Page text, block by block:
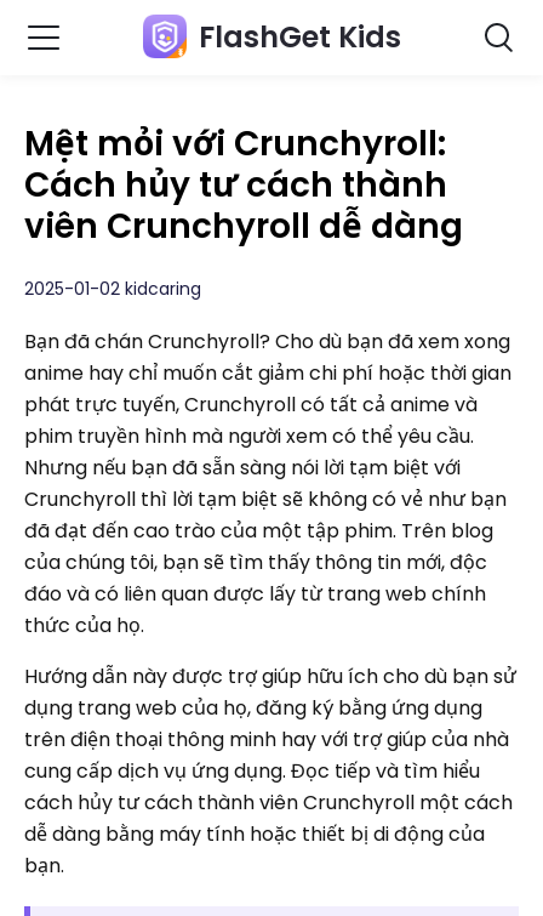
FlashGet Kids
Mệt mỏi với Crunchyroll:
Cách hủy tư cách thành
viên Crunchyroll dễ dàng
2025-01-02 kidcaring
Bạn đã chán Crunchyroll? Cho dù bạn đã xem xong
anime hay chỉ muốn cắt giảm chi phí hoặc thời gian
phát trực tuyến, Crunchyroll có tất cả anime và
phim truyền hình mà người xem có thể yêu cầu.
Nhưng nếu bạn đã sẵn sàng nói lời tạm biệt với
Crunchyroll thì lời tạm biệt sẽ không có vẻ như bạn
đã đạt đến cao trào của một tập phim. Trên blog
của chúng tôi, bạn sẽ tìm thấy thông tin mới, độc
đáo và có liên quan được lấy từ trang web chính
thức của họ.
Hướng dẫn này được trợ giúp hữu ích cho dù bạn sử
dụng trang web của họ, đăng ký bằng ứng dụng
trên điện thoại thông minh hay với trợ giúp của nhà
cung cấp dịch vụ ứng dụng. Đọc tiếp và tìm hiểu
cách hủy tư cách thành viên Crunchyroll một cách
dễ dàng bằng máy tính hoặc thiết bị di động của
bạn.